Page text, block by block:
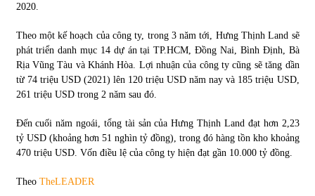
2020.
Theo một kế hoạch của công ty, trong 3 năm tới, Hưng Thịnh Land sẽ
phát triển danh mục 14 dự án tại TP.HCM, Đồng Nai, Bình Định, Bà
Rịa Vũng Tàu và Khánh Hòa. Lợi nhuận của công ty cũng sẽ tăng dần
từ 74 triệu USD (2021) lên 120 triệu USD năm nay và 185 triệu USD,
261 triệu USD trong 2 năm sau đó.
Đến cuối năm ngoái, tổng tài sản của Hưng Thịnh Land đạt hơn 2,23
tỷ USD (khoảng hơn 51 nghìn tỷ đồng), trong đó hàng tồn kho khoảng
470 triệu USD. Vốn điều lệ của công ty hiện đạt gần 10.000 tỷ đồng.
Theo TheLEADER